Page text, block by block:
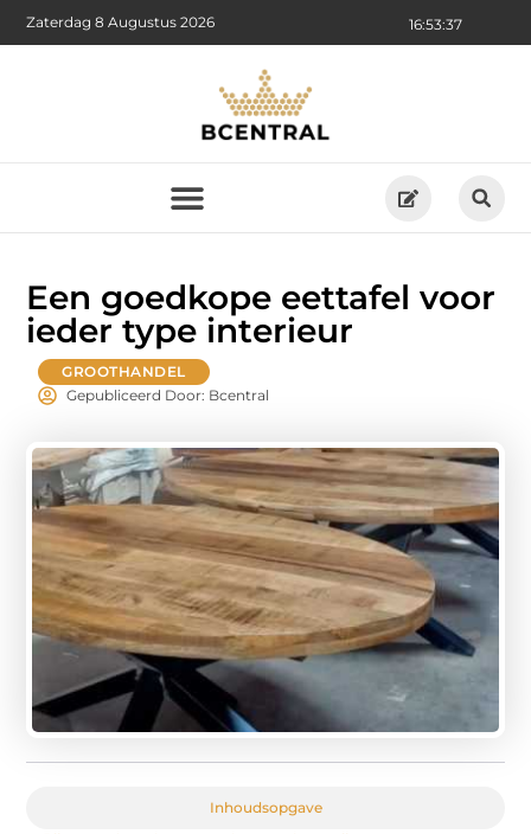
16:53:38
Zaterdag 8 Augustus 2026
Een goedkope eettafel voor
ieder type interieur
GROOTHANDEL
Gepubliceerd Door: Bcentral
Inhoudsopgave